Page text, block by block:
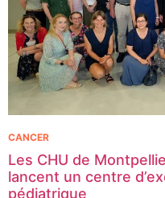
Les CHU de
lancent un centre
pédiatrique
CANCER